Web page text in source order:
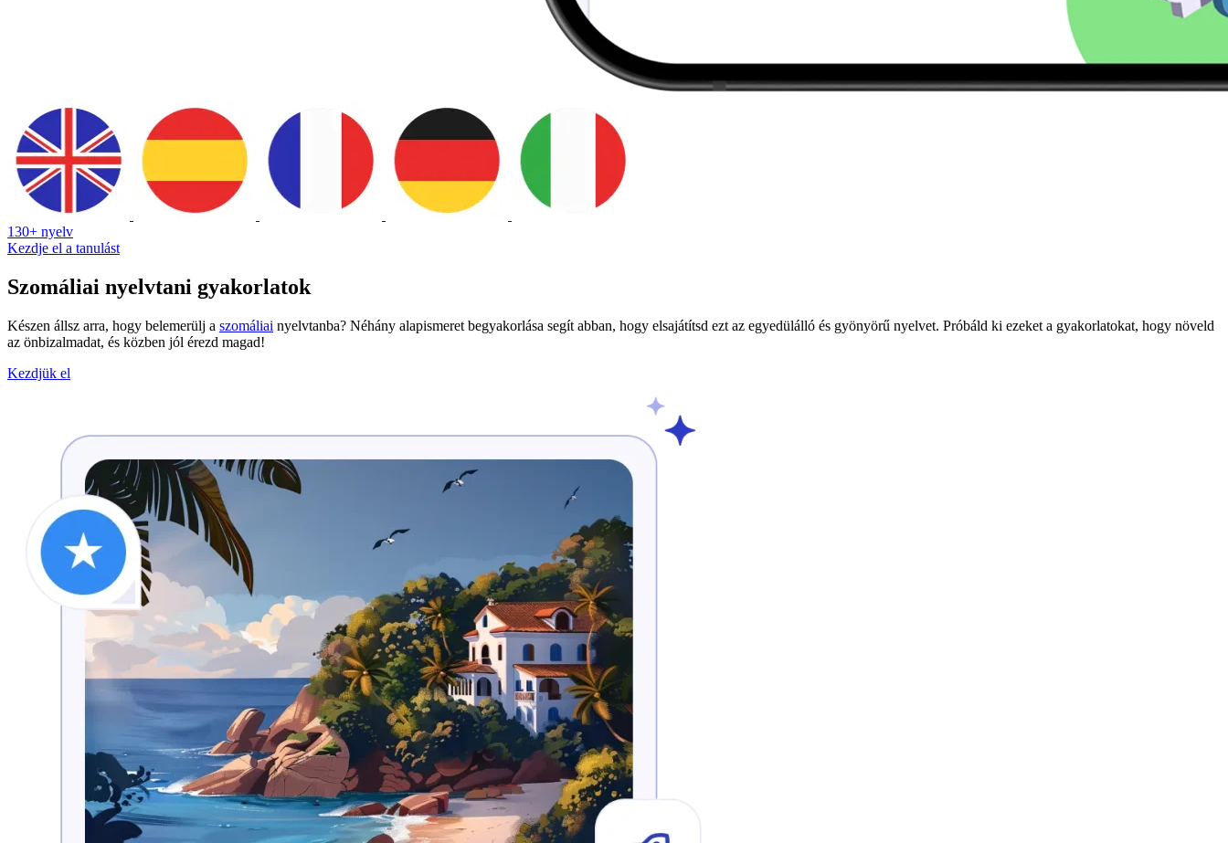
130+ nyelv
Kezdje el a tanulást
Szomáliai nyelvtani gyakorlatok
Készen állsz arra, hogy belemerülj a szomáliai nyelvtanba? Néhány alapismeret begyakorlása segít abban, hogy elsajátítsd ezt az egyedülálló és gyönyörű nyelvet. Próbáld ki ezeket a gyakorlatokat, hogy növeld
az önbizalmadat, és közben jól érezd magad!
Kezdjük el